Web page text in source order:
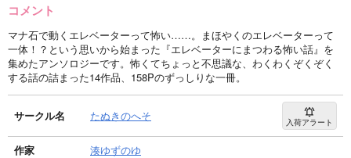
コメント
マナ石で動くエレベーターって怖い……。まほやくのエレベーターって
一体！？という思いから始まった『エレベーターにまつわる怖い話』を
集めたアンソロジーです。怖くてちょっと不思議な、わくわくぞくぞく
する話の詰まった14作品、158Pのずっしりな一冊。
サークル名 たぬきのへそ 入荷アラート
作家
湊ゆずのゆ